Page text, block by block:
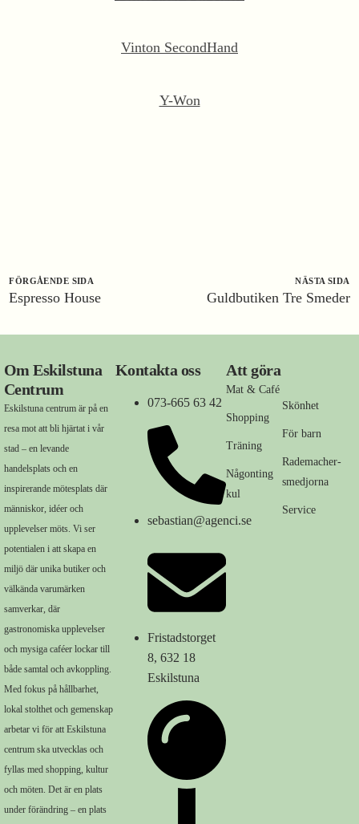
Vinton SecondHand
Y-Won
FÖRGÅENDE SIDA
Espresso House
NÄSTA SIDA
Guldbutiken Tre Smeder
Om Eskilstuna
Centrum
Eskilstuna centrum är på en
resa mot att bli hjärtat i vår
stad – en levande
handelsplats och en
inspirerande mötesplats där
människor, idéer och
upplevelser möts. Vi ser
potentialen i att skapa en
miljö där unika butiker och
välkända varumärken
samverkar, där
gastronomiska upplevelser
och mysiga caféer lockar till
både samtal och avkoppling.
Med fokus på hållbarhet,
lokal stolthet och gemenskap
arbetar vi för att Eskilstuna
centrum ska utvecklas och
fyllas med shopping, kultur
och möten. Det är en plats
under förändring – en plats
Kontakta oss
073-665 63 42
sebastian@agenci.se
Fristadstorget
8, 632 18
Eskilstuna
Att göra
Mat & Café
Shopping
Träning
Någonting
kul
Skönhet
För barn
Rademacher-
smedjorna
Service